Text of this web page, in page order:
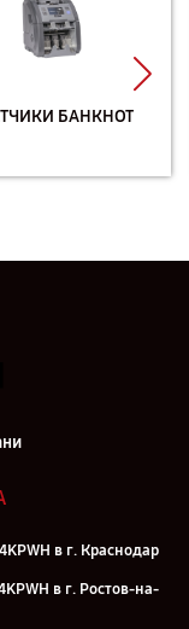
БАНКНОТ
в г. Краснодар
в г. Ростов-на-